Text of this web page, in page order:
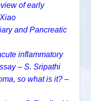
of early
and Pancreatic
inflammatory
– S. Sripathi
so what is it? –